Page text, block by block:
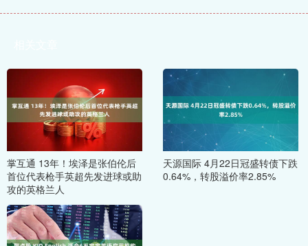
掌互通 13年！埃泽是张伯伦后
首位代表枪手英超先发进球或助
攻的英格兰人
天源国际 4月22日冠盛转债下跌
0.64%，转股溢价率2.85%